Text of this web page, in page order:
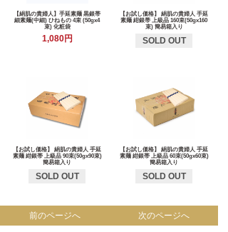
【絹肌の貴婦人】手延素麺 黒銀帯
細素麺(中細) ひねもの 4束 (50gx4
束) 化粧袋
1,080円
【お試し価格】 絹肌の貴婦人 手延
素麺 紺銀帯 上級品 160束(50gx160
束) 簡易箱入り
SOLD OUT
【お試し価格】 絹肌の貴婦人 手延
素麺 紺銀帯 上級品 90束(50gx90束)
簡易箱入り
SOLD OUT
【お試し価格】 絹肌の貴婦人 手延
素麺 紺銀帯 上級品 60束(50gx60束)
簡易箱入り
SOLD OUT
前のページへ 次のページへ